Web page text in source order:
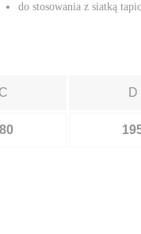
do stosowania z siatką
C D